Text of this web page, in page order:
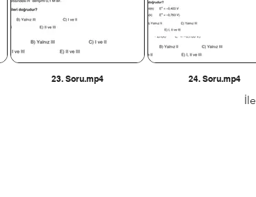
23. Soru.mp4 24. Soru.mp4